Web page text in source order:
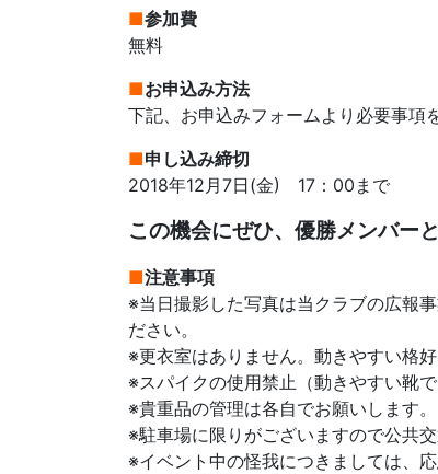
■参加費
無料
■お申込み方法
下記、お申込みフォームより必要事項
■申し込み締切
2018年12月7日(金) 17：00まで
この機会にぜひ、優勝メンバー
■注意事項
※当日撮影した写真は当クラブの広報
ださい。
※更衣室はありません。動きやすい格好
※スパイクの使用禁止（動きやすい靴で
※貴重品の管理は各自でお願いします。
※駐車場に限りがございますので公共
※イベント中の怪我につきましては、